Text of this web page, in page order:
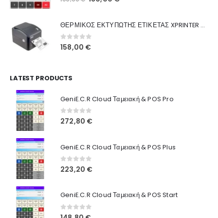
160,00 €. είναι:
ΘΕΡΜΙΚΟΣ ΕΚΤΥΠΩΤΗΣ ΕΤΙΚΕΤΑΣ XPRINTER XP-420B
0out of 5
158,00 €
LATEST PRODUCTS
GeniE.C.R Cloud Ταμειακή & POS Pro
0out of 5
272,80 €
GeniE.C.R Cloud Ταμειακή & POS Plus
0out of 5
223,20 €
GeniE.C.R Cloud Ταμειακή & POS Start
0out of 5
Ποιοι Είμαστε
Γιατί Εμάς
Blog
Όροι Χρήσης
Τρόποι Αγοράς
Τρόποι Πληρωμής
Τρόποι Αποστολής
Ασφάλεια Πληρωμών